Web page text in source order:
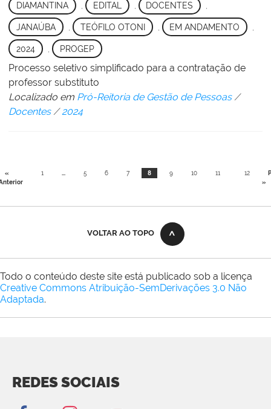
DIAMANTINA EDITAL DOCENTES
JANAÚBA TEÓFILO OTONI EM ANDAMENTO
2024 PROGEP
Processo seletivo simplificado para a contratação de
professor substituto
Localizado em Pró-Reitoria de Gestão de Pessoas /
Docentes /2024
«
1 ... 5 6 7 8 9 10 11 12
»
VOLTAR AO TOPO
Todo o conteúdo deste site está publicado sob a licença
Creative Commons Atribuição-SemDerivações 3.0 Não
Adaptada.
REDES SOCIAIS